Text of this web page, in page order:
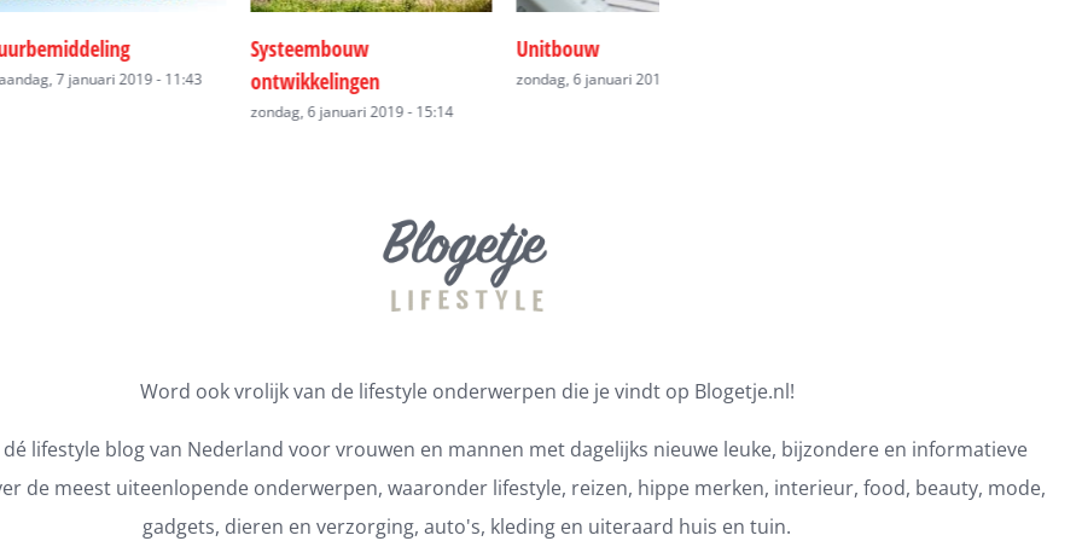
2019 - 11:43
Systeembouw
ontwikkelingen
zondag, 6 januari 2019 - 15:14
zondag, 6 januari 2019 - 15:14
Word ook vrolijk van de lifestyle onderwerpen die je vindt op Blogetje.nl!
dé lifestyle blog van Nederland voor vrouwen en mannen met dagelijks nieuwe leuke, bijzondere en informatieve
de meest uiteenlopende onderwerpen, waaronder lifestyle, reizen, hippe merken, interieur, food, beauty, mode,
gadgets, dieren en verzorging, auto's, kleding en uiteraard huis en tuin.